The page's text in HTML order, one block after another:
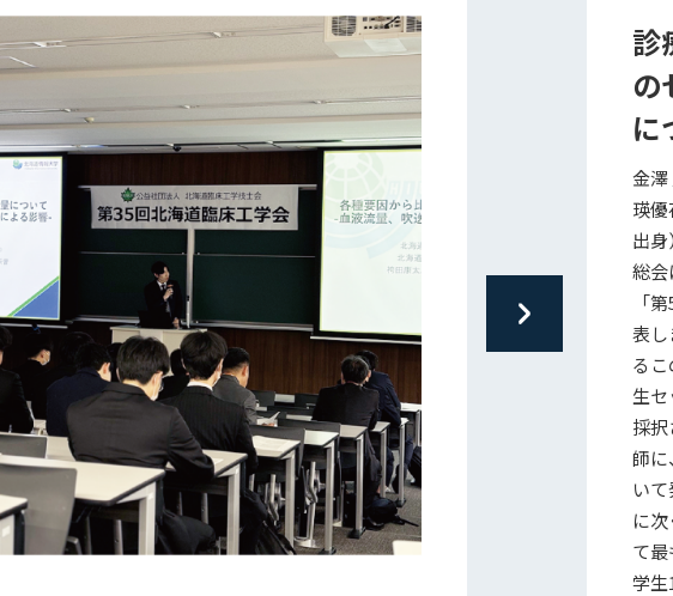
診
の
に
金澤
瑛
出
総会
「
表し
る
生
採
師に
い
に
て
学